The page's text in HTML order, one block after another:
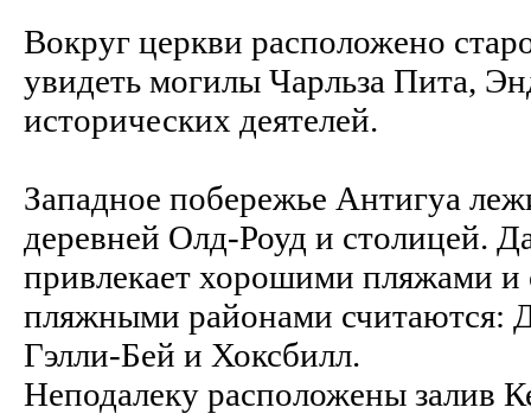
Вокруг церкви расположено
увидеть могилы Чарльза Пита,
исторических деятелей.
Западное побережье Антигуа
деревней Олд-Роуд и столицей.
привлекает хорошими пляжами
пляжными районами считаются:
Гэлли-Бей и Хоксбилл.
Неподалеку расположены залив